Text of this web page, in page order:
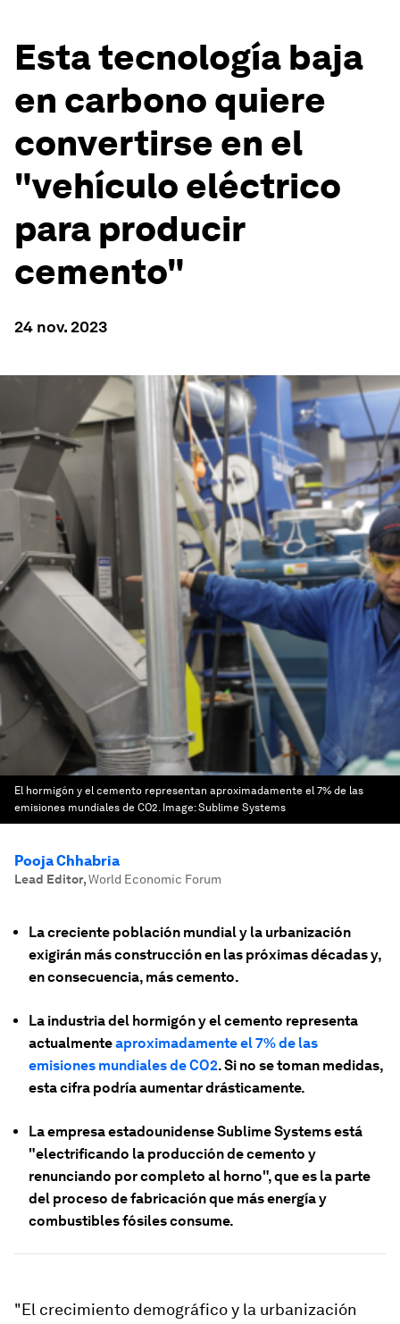
Esta tecnología baja
en carbono quiere
convertirse en el
"vehículo eléctrico
para producir
cemento"
24 nov. 2023
El hormigón y el cemento representan aproximadamente el 7% de las
emisiones mundiales de CO2. Image:Sublime Systems
Pooja Chhabria
Lead Editor,World Economic Forum
La creciente población mundial y la urbanización
exigirán más construcción en las próximas décadas y,
en consecuencia, más cemento.
La industria del hormigón y el cemento representa
actualmenteaproximadamente el 7% de las
emisiones mundiales de CO2. Si no se toman medidas,
esta cifra podría aumentar drásticamente.
La empresa estadounidense Sublime Systems está
"electrificando la producción de cemento y
renunciando por completo al horno", que es la parte
del proceso de fabricación que más energía y
combustibles fósiles consume.
"El crecimiento demográfico y la urbanización